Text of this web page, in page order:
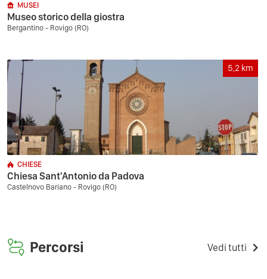
MUSEI
Museo storico della giostra
Bergantino - Rovigo (RO)
5,2 km
CHIESE
Chiesa Sant'Antonio da Padova
Castelnovo Bariano - Rovigo (RO)
Percorsi Vedi tutti